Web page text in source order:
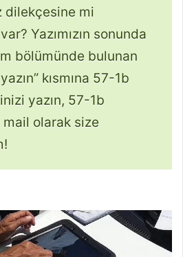
dilekçesine mi
Yazımızın sonunda
bölümünde bulunan
kısmına 57-1b
yazın, 57-1b
olarak size